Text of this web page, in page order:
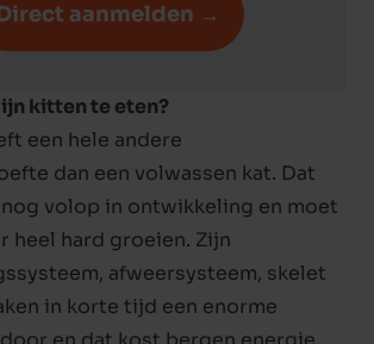
aanmelden →
kitten te eten?
een hele andere
dan een volwassen kat. Dat
volop in ontwikkeling en moet
heel hard groeien. Zijn
afweersysteem, skelet
in korte tijd een enorme